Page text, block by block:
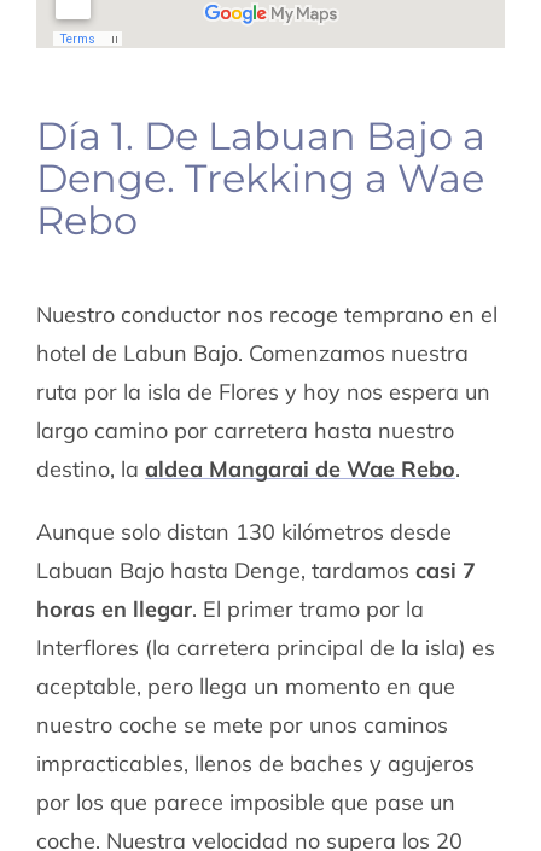
Día 1. De Labuan Bajo a
Denge. Trekking a Wae
Rebo
Nuestro conductor nos recoge temprano en el
hotel de Labun Bajo. Comenzamos nuestra
ruta por la isla de Flores y hoy nos espera un
largo camino por carretera hasta nuestro
destino, la aldea Mangarai de Wae Rebo.
Aunque solo distan 130 kilómetros desde
Labuan Bajo hasta Denge, tardamos casi 7
horas en llegar. El primer tramo por la
Interflores (la carretera principal de la isla) es
aceptable, pero llega un momento en que
nuestro coche se mete por unos caminos
impracticables, llenos de baches y agujeros
por los que parece imposible que pase un
coche. Nuestra velocidad no supera los 20